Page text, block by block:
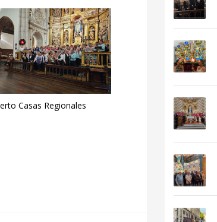
Casas Regionales